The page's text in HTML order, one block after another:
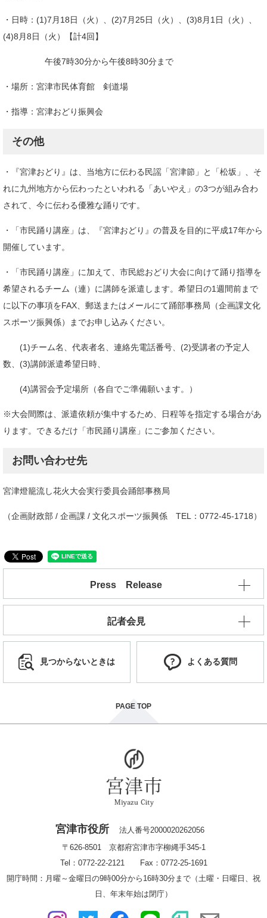
・日時：(1)7月18日（火）、(2)7月25日（火）、(3)8月1日（火）、
(4)8月8日（火）【計4回】
午後7時30分から午後8時30分まで
・場所：宮津市民体育館 剣道場
・指導：宮津おどり振興会
その他
・『宮津おどり』は、当地方に伝わる民謡「宮津節」と「松坂」、そ
れに九州地方から伝わったといわれる「あいやえ」の3つが組み合わ
されて、今に伝わる優雅な踊りです。
・「市民踊り講座」は、『宮津おどり』の普及を目的に平成17年から
開催しています。
・「市民踊り講座」に加えて、市民総おどり大会に向けて踊り指導を
希望されるチーム（連）に講師を派遣します。希望日の1週間前まで
に以下の事項をFAX、郵送またはメールにて踊部事務局（企画課文化
スポーツ振興係）までお申し込みください。
(1)チーム名、代表者名、連絡先電話番号、(2)受講者の予定人
数、(3)講師派遣希望日時、
(4)講習会予定場所（各自でご準備願います。）
※大会間際は、派遣依頼が集中するため、日程等を指定する場合があ
ります。できるだけ「市民踊り講座」にご参加ください。
お問い合わせ先
宮津燈籠流し花火大会実行委員会踊部事務局
（企画財政部 / 企画課 / 文化スポーツ振興係 TEL：0772-45-1718）
Press Release
記者会見
見つからないときは よくある質問
PAGE TOP
宮津市役所
法人番号2000020262056
〒626-8501 京都府宮津市字柳縄手345-1
Tel：0772-22-2121 Fax：0772-25-1691
開庁時間：月曜～金曜日の9時00分から16時30分まで（土曜・日曜日、祝
日、年末年始は閉庁）